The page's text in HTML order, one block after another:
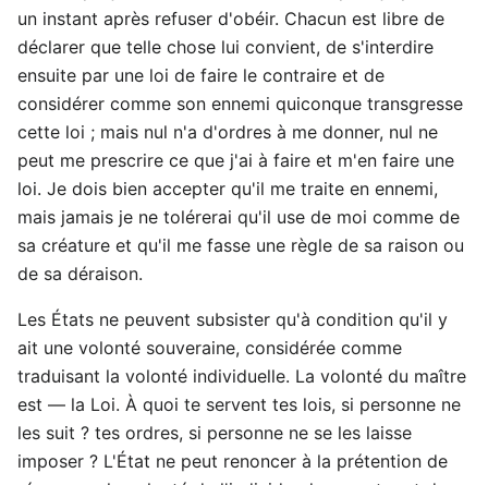
un instant après refuser d'obéir. Chacun est libre de
déclarer que telle chose lui convient, de s'interdire
ensuite par une loi de faire le contraire et de
considérer comme son ennemi quiconque transgresse
cette loi ; mais nul n'a d'ordres à me donner, nul ne
peut me prescrire ce que j'ai à faire et m'en faire une
loi. Je dois bien accepter qu'il me traite en ennemi,
mais jamais je ne tolérerai qu'il use de moi comme de
sa créature et qu'il me fasse une règle de sa raison ou
de sa déraison.
Les États ne peuvent subsister qu'à condition qu'il y
ait une volonté souveraine, considérée comme
traduisant la volonté individuelle. La volonté du maître
est — la Loi. À quoi te servent tes lois, si personne ne
les suit ? tes ordres, si personne ne se les laisse
imposer ? L'État ne peut renoncer à la prétention de